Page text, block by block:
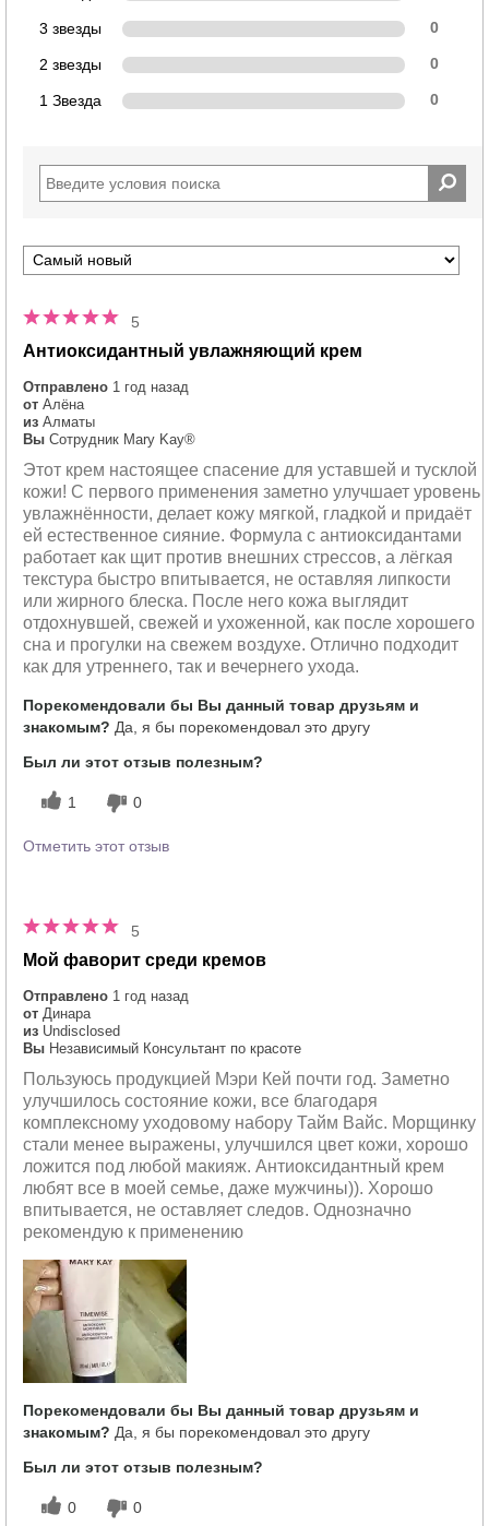
3 звезды 0
2 звезды 0
1 Звезда 0
5
Антиоксидантный увлажняющий крем
Отправлено 1 год назад
от Алёна
из Алматы
Вы Сотрудник Mary Kay®
Этот крем настоящее спасение для уставшей и тусклой
кожи! С первого применения заметно улучшает уровень
увлажнённости, делает кожу мягкой, гладкой и придаёт
ей естественное сияние. Формула с антиоксидантами
работает как щит против внешних стрессов, а лёгкая
текстура быстро впитывается, не оставляя липкости
или жирного блеска. После него кожа выглядит
отдохнувшей, свежей и ухоженной, как после хорошего
сна и прогулки на свежем воздухе. Отлично подходит
как для утреннего, так и вечернего ухода.
Порекомендовали бы Вы данный товар друзьям и
знакомым? Да, я бы порекомендовал это другу
Был ли этот отзыв полезным?
1 0
Отметить этот отзыв
5
Мой фаворит среди кремов
Отправлено 1 год назад
от Динара
из Undisclosed
Вы Независимый Консультант по красоте
Пользуюсь продукцией Мэри Кей почти год. Заметно
улучшилось состояние кожи, все благодаря
комплексному уходовому набору Тайм Вайс. Морщинку
стали менее выражены, улучшился цвет кожи, хорошо
ложится под любой макияж. Антиоксидантный крем
любят все в моей семье, даже мужчины)). Хорошо
впитывается, не оставляет следов. Однозначно
рекомендую к применению
Порекомендовали бы Вы данный товар друзьям и
знакомым? Да, я бы порекомендовал это другу
Был ли этот отзыв полезным?
0 0